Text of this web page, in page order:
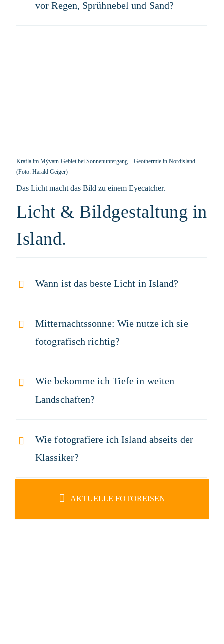
vor Regen, Sprühnebel und Sand?
Krafla im Mývatn-Gebiet bei Sonnenuntergang – Geothermie in Nordisland
(Foto: Harald Geiger)
Das Licht macht das Bild zu einem Eyecatcher.
Licht & Bildgestaltung in
Island.
Wann ist das beste Licht in Island?
Mitternachtssonne: Wie nutze ich sie
fotografisch richtig?
Wie bekomme ich Tiefe in weiten
Landschaften?
Wie fotografiere ich Island abseits der
Klassiker?
AKTUELLE FOTOREISEN